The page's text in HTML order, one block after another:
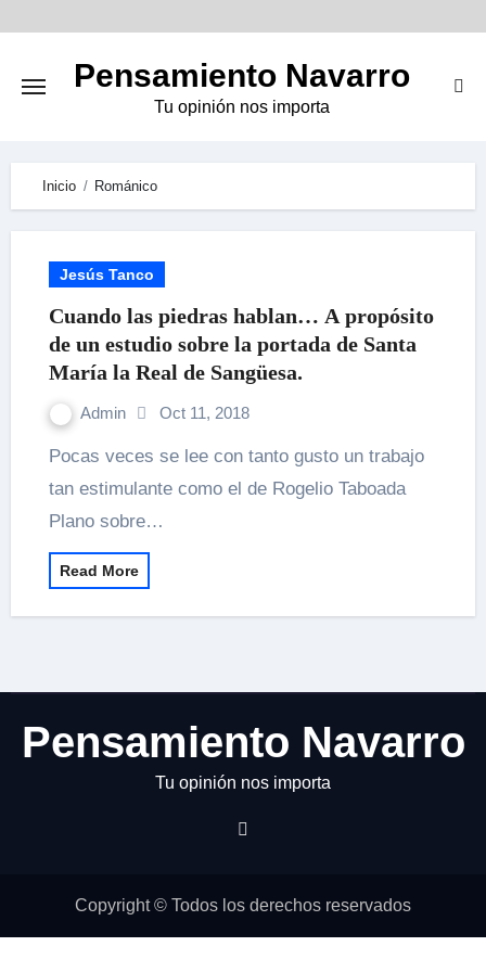
Pensamiento Navarro
Tu opinión nos importa
Inicio Románico
Jesús Tanco
Cuando las piedras hablan… A propósito
de un estudio sobre la portada de Santa
María la Real de Sangüesa.
Admin Oct 11, 2018
Pocas veces se lee con tanto gusto un trabajo
tan estimulante como el de Rogelio Taboada
Plano sobre…
Read More
Pensamiento Navarro
Tu opinión nos importa
Copyright © Todos los derechos reservados